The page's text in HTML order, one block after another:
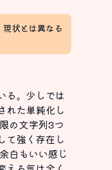
状とは異なる
る。少しでは
れた単純化し
の文字列3つ
強く存在し
白もいい感じ